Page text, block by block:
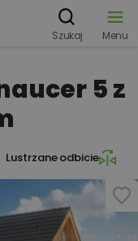
Szukaj Menu
5 z
Lustrzane odbicie